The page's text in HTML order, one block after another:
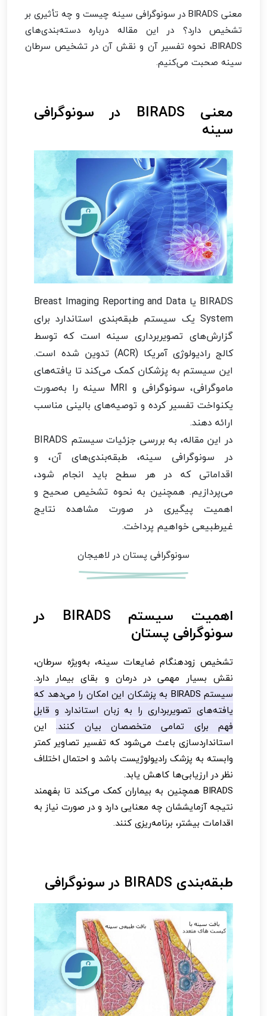
معنی BIRADS در سونوگرافی سینه چیست و چه تأثیری بر
تشخیص دارد؟ در این مقاله درباره دسته‌بندی‌های
BIRADS، نحوه تفسیر آن و نقش آن در تشخیص سرطان
سینه صحبت می‌کنیم.
معنی BIRADS در سونوگرافی
سینه
BIRADS یا Breast Imaging Reporting and Data
System یک سیستم طبقه‌بندی استاندارد برای
گزارش‌های تصویربرداری سینه است که توسط
کالج رادیولوژی آمریکا (ACR) تدوین شده است.
این سیستم به پزشکان کمک می‌کند تا یافته‌های
ماموگرافی، سونوگرافی و MRI سینه را به‌صورت
یکنواخت تفسیر کرده و توصیه‌های بالینی مناسب
ارائه دهند.
در این مقاله، به بررسی جزئیات سیستم BIRADS
در سونوگرافی سینه، طبقه‌بندی‌های آن، و
اقداماتی که در هر سطح باید انجام شود،
می‌پردازیم. همچنین به نحوه تشخیص صحیح و
اهمیت پیگیری در صورت مشاهده نتایج
غیرطبیعی خواهیم پرداخت.
سونوگرافی پستان در لاهیجان
اهمیت سیستم BIRADS در
سونوگرافی پستان
تشخیص زودهنگام ضایعات سینه، به‌ویژه سرطان،
نقش بسیار مهمی در درمان و بقای بیمار دارد.
سیستم BIRADS به پزشکان این امکان را می‌دهد که
یافته‌های تصویربرداری را به زبان استاندارد و قابل
فهم برای تمامی متخصصان بیان کنند.این
استانداردسازی باعث می‌شود که تفسیر تصاویر کمتر
وابسته به پزشک رادیولوژیست باشد و احتمال اختلاف
نظر در ارزیابی‌ها کاهش یابد.
BIRADS همچنین به بیماران کمک می‌کند تا بفهمند
نتیجه آزمایششان چه معنایی دارد و در صورت نیاز به
اقدامات بیشتر، برنامه‌ریزی کنند.
طبقه‌بندی BIRADS در سونوگرافی